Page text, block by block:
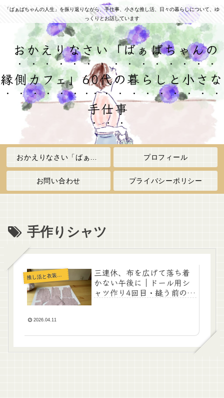
「ばぁばちゃんの人生」を振り返りながら、手仕事、小さな推し活、日々の暮らしについて、ゆ
っくりとお話しています
おかえりなさい「ばぁばちゃんの
縁側カフェ」60代の暮らしと小さな
手仕事
プロフィール
お問い合わせ プライバシーポリシー
手作りシャツ
推
し活と衣装部屋
三連休、布を広げて落ち着
かない午後に｜ドール用シ
ャツ作り4回目・縫う前のひ
2026.04.11